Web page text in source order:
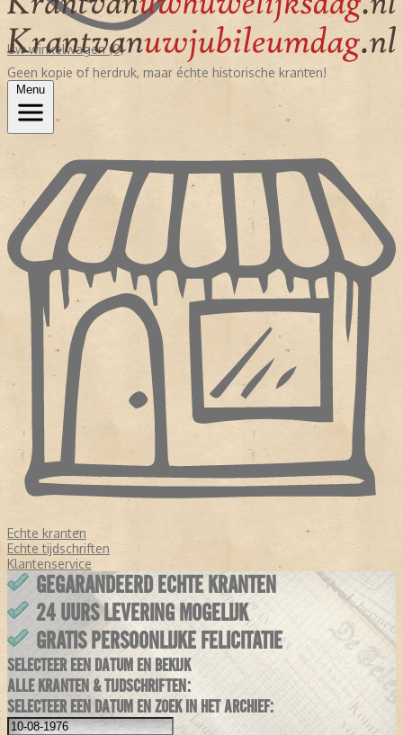
Uw winkelwagen (0)
Geen kopie of herdruk, maar échte historische kranten!
Menu
Echte kranten
Echte tijdschriften
Klantenservice
GEGARANDEERD ECHTE KRANTEN
24 UURS LEVERING MOGELIJK
GRATIS PERSOONLIJKE FELICITATIE
SELECTEER EEN DATUM EN BEKIJK
ALLE KRANTEN & TIJDSCHRIFTEN:
SELECTEER EEN DATUM EN ZOEK IN HET ARCHIEF: